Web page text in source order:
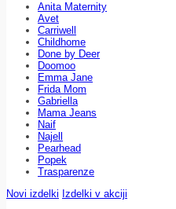
Anita Maternity
Avet
Carriwell
Childhome
Done by Deer
Doomoo
Emma Jane
Frida Mom
Gabriella
Mama Jeans
Naif
Najell
Pearhead
Popek
Trasparenze
Novi izdelki Izdelki v akciji